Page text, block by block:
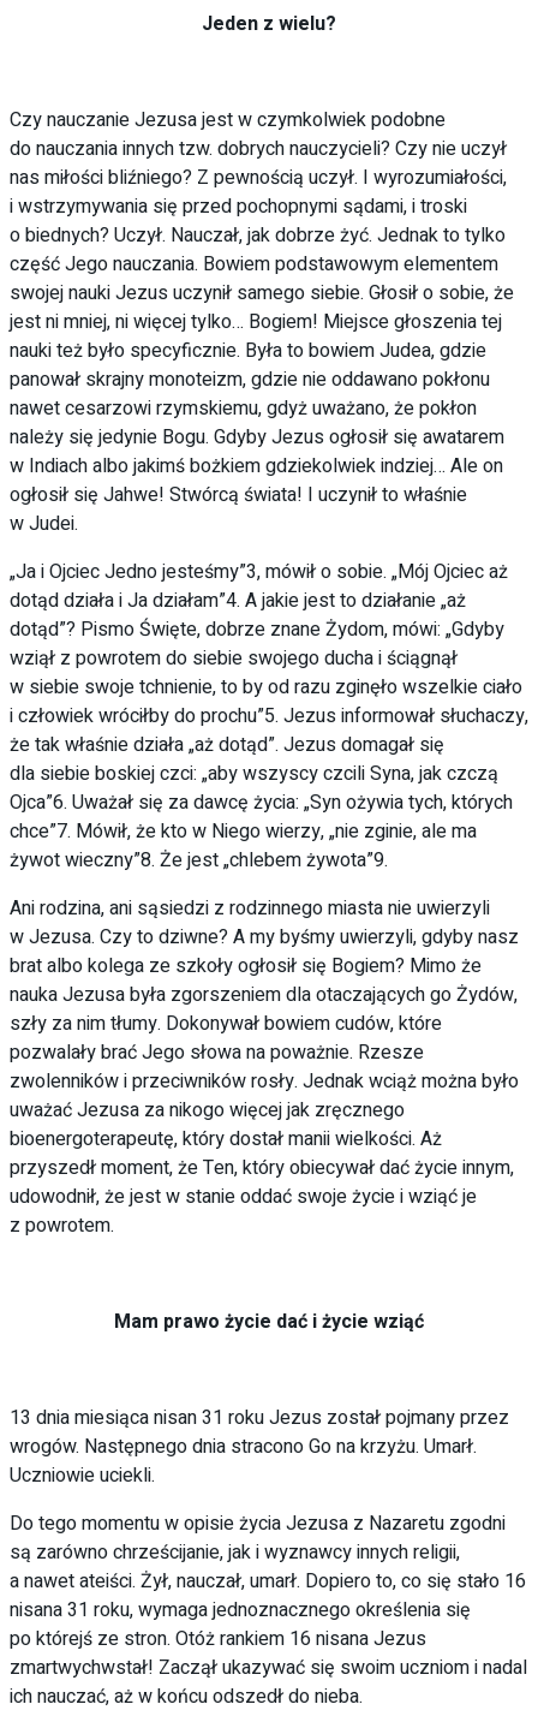
Jeden z wielu?
Czy nauczanie Jezusa jest w czymkolwiek podobne
do nauczania innych tzw. dobrych nauczycieli? Czy nie uczył
nas miłości bliźniego? Z pewnością uczył. I wyrozumiałości,
i wstrzymywania się przed pochopnymi sądami, i troski
o biednych? Uczył. Nauczał, jak dobrze żyć. Jednak to tylko
część Jego nauczania. Bowiem podstawowym elementem
swojej nauki Jezus uczynił samego siebie. Głosił o sobie, że
jest ni mniej, ni więcej tylko… Bogiem! Miejsce głoszenia tej
nauki też było specyficznie. Była to bowiem Judea, gdzie
panował skrajny monoteizm, gdzie nie oddawano pokłonu
nawet cesarzowi rzymskiemu, gdyż uważano, że pokłon
należy się jedynie Bogu. Gdyby Jezus ogłosił się awatarem
w Indiach albo jakimś bożkiem gdziekolwiek indziej… Ale on
ogłosił się Jahwe! Stwórcą świata! I uczynił to właśnie
w Judei.
„Ja i Ojciec Jedno jesteśmy”3, mówił o sobie. „Mój Ojciec aż
dotąd działa i Ja działam”4. A jakie jest to działanie „aż
dotąd”? Pismo Święte, dobrze znane Żydom, mówi: „Gdyby
wziął z powrotem do siebie swojego ducha i ściągnął
w siebie swoje tchnienie, to by od razu zginęło wszelkie ciało
i człowiek wróciłby do prochu”5. Jezus informował słuchaczy,
że tak właśnie działa „aż dotąd”. Jezus domagał się
dla siebie boskiej czci: „aby wszyscy czcili Syna, jak czczą
Ojca”6. Uważał się za dawcę życia: „Syn ożywia tych, których
chce”7. Mówił, że kto w Niego wierzy, „nie zginie, ale ma
żywot wieczny”8. Że jest „chlebem żywota”9.
Ani rodzina, ani sąsiedzi z rodzinnego miasta nie uwierzyli
w Jezusa. Czy to dziwne? A my byśmy uwierzyli, gdyby nasz
brat albo kolega ze szkoły ogłosił się Bogiem? Mimo że
nauka Jezusa była zgorszeniem dla otaczających go Żydów,
szły za nim tłumy. Dokonywał bowiem cudów, które
pozwalały brać Jego słowa na poważnie. Rzesze
zwolenników i przeciwników rosły. Jednak wciąż można było
uważać Jezusa za nikogo więcej jak zręcznego
bioenergoterapeutę, który dostał manii wielkości. Aż
przyszedł moment, że Ten, który obiecywał dać życie innym,
udowodnił, że jest w stanie oddać swoje życie i wziąć je
z powrotem.
Mam prawo życie dać i życie wziąć
13 dnia miesiąca nisan 31 roku Jezus został pojmany przez
wrogów. Następnego dnia stracono Go na krzyżu. Umarł.
Uczniowie uciekli.
Do tego momentu w opisie życia Jezusa z Nazaretu zgodni
są zarówno chrześcijanie, jak i wyznawcy innych religii,
a nawet ateiści. Żył, nauczał, umarł. Dopiero to, co się stało 16
nisana 31 roku, wymaga jednoznacznego określenia się
po którejś ze stron. Otóż rankiem 16 nisana Jezus
zmartwychwstał! Zaczął ukazywać się swoim uczniom i nadal
ich nauczać, aż w końcu odszedł do nieba.